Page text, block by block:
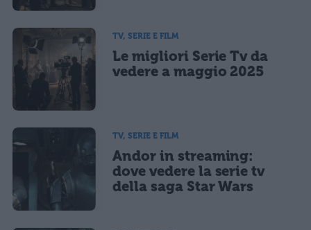
TV, SERIE E FILM
Le migliori Serie Tv da
vedere a maggio 2025
TV, SERIE E FILM
Andor in streaming:
dove vedere la serie tv
della saga Star Wars